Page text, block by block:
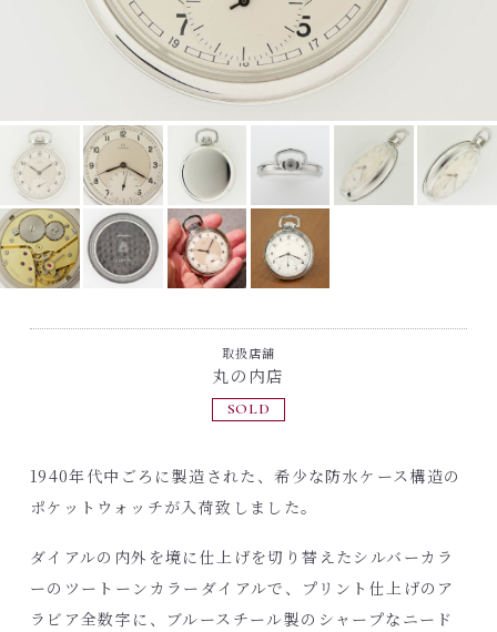
取扱店舗
丸の内店
SOLD
1940年代中ごろに製造された、希少な防水ケース構造の
ポケットウォッチが入荷致しました。
ダイアルの内外を境に仕上げを切り替えたシルバーカラ
ーのツートーンカラーダイアルで、プリント仕上げのア
ラビア全数字に、ブルースチール製のシャープなニード